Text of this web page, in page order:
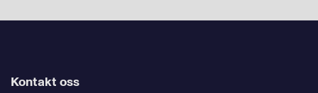
Kontakt oss